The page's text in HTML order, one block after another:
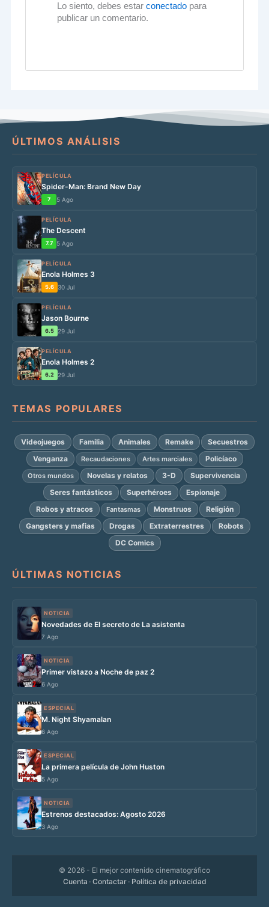
Lo siento, debes estar conectadopara
publicar un comentario.
ÚLTIMOS ANÁLISIS
PELÍCULA
Spider-Man: Brand New Day
7 5 Ago
PELÍCULA
The Descent
7.7 5 Ago
PELÍCULA
Enola Holmes 3
5.6 30 Jul
PELÍCULA
Jason Bourne
6.5 29 Jul
PELÍCULA
Enola Holmes 2
6.2 29 Jul
TEMAS POPULARES
Videojuegos Familia Animales Remake
Secuestros
Venganza
Recaudaciones Artes marciales Policíaco
Otros mundos Novelas y relatos 3-D
Supervivencia
Seres fantásticos
Superhéroes
Espionaje
Robos y atracos
Fantasmas Monstruos
Religión
Gangsters y mafias
Drogas Extraterrestres
Robots
DC Comics
ÚLTIMAS NOTICIAS
NOTICIA
Novedades de El secreto de La asistenta
7 Ago
NOTICIA
Primer vistazo a Noche de paz 2
6 Ago
ESPECIAL
M. Night Shyamalan
6 Ago
ESPECIAL
La primera película de John Huston
5 Ago
NOTICIA
Estrenos destacados: Agosto 2026
3 Ago
© 2026 - El mejor contenido cinematográfico
Cuenta · Contactar · Política de privacidad